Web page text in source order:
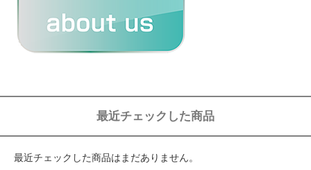
最近チェックした商品
最近チェックした商品はまだありません。